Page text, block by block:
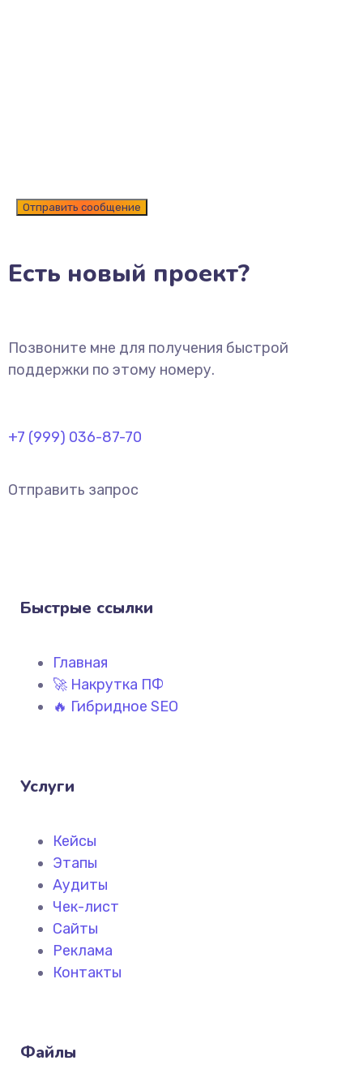
Есть новый проект?
Позвоните мне для получения быстрой
поддержки по этому номеру.
+7 (999) 036-87-70
Отправить запрос
Быстрые ссылки
Главная
🚀 Накрутка ПФ
🔥 Гибридное SEO
Услуги
Кейсы
Этапы
Аудиты
Чек-лист
Сайты
Реклама
Контакты
Файлы